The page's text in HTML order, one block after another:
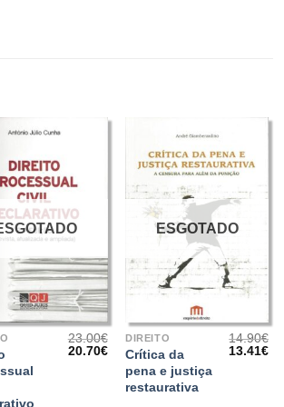
23.00€
O
20.70€O
preço
atual
ESGOTADO
DIREITO
Crítica da
pena e justiça
restaurativa
14.90€
O
13.41€O